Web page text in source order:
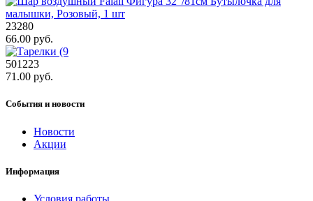
23280
66.00 руб.
501223
71.00 руб.
События и новости
Новости
Акции
Информация
Условия работы